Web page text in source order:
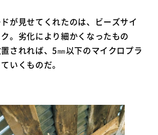
が見せてくれたのは、ビーズサイ
。劣化により細かくなったもの
されれば、5㎜以下のマイクロプラ
いくものだ。